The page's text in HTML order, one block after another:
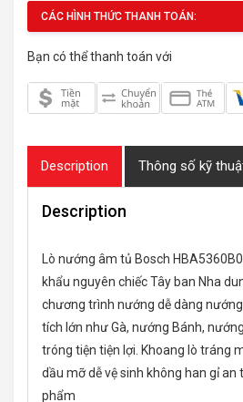
CÁC HÌNH THỨC THANH TOÁN:
Bạn có thể thanh toán với
Description Thông số kỹ
Description
Lò nướng âm tủ Bosch
khẩu nguyên chiếc Tây ban Nha
chương trình nướng dễ dàng
tích lớn như Gà, nướng Bánh,
tróng tiện tiện lợi. Khoang lò tráng
dầu mỡ dễ vệ sinh không han gỉ an
phẩm